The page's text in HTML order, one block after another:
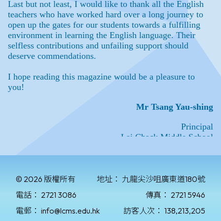
© 2026 版權所有 地址： 九龍尖沙咀廣東道180號
電話： 2721 3086 傳真： 2721 5946
電郵： info@lcms.edu.hk 訪客人次： 138,213,205